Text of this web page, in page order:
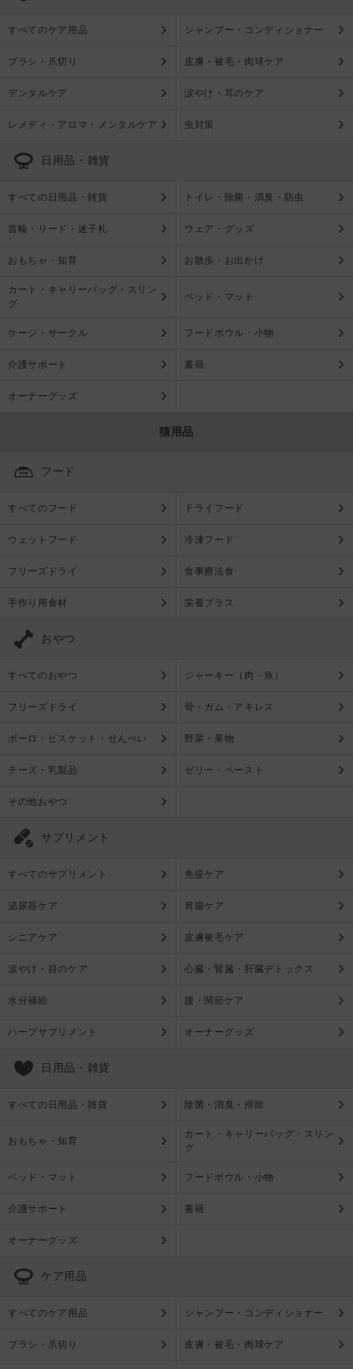
すべてのケア用品 シャンプー・コンディショナー
ブラシ・爪切り 皮膚・被毛・肉球ケア
デンタルケア 涙やけ・耳のケア
レメディ・アロマ・メンタルケア 虫対策
日用品・雑貨
すべての日用品・雑貨 トイレ・除菌・消臭・防虫
首輪・リード・迷子札 ウェア・グッズ
おもちゃ・知育 お散歩・お出かけ
カート・キャリーバッグ・スリン
グ
ベッド・マット
ケージ・サークル フードボウル・小物
介護サポート 書籍
オーナーグッズ
猫用品
フード
すべてのフード ドライフード
ウェットフード 冷凍フード
フリーズドライ 食事療法食
手作り用食材 栄養プラス
おやつ
すべてのおやつ ジャーキー（肉・魚）
フリーズドライ 骨・ガム・アキレス
ボーロ・ビスケット・せんべい 野菜・果物
チーズ・乳製品 ゼリー・ペースト
その他おやつ
サプリメント
すべてのサプリメント 免疫ケア
泌尿器ケア 胃腸ケア
シニアケア 皮膚被毛ケア
涙やけ・目のケア 心臓・腎臓・肝臓デトックス
水分補給 腰・関節ケア
ハーブサプリメント オーナーグッズ
日用品・雑貨
すべての日用品・雑貨 除菌・消臭・掃除
おもちゃ・知育
カート・キャリーバッグ・スリン
グ
ベッド・マット フードボウル・小物
介護サポート 書籍
オーナーグッズ
ケア用品
すべてのケア用品 シャンプー・コンディショナー
ブラシ・爪切り 皮膚・被毛・肉球ケア